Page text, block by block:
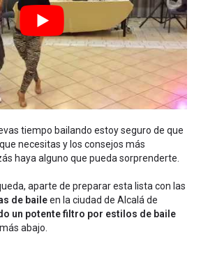
tiempo bailando estoy seguro de que
necesitas y los consejos más
haya alguno que pueda sorprenderte.
aparte de preparar esta lista con las
de baileen la ciudad de Alcalá de
un potente filtro por estilos de baile
abajo.